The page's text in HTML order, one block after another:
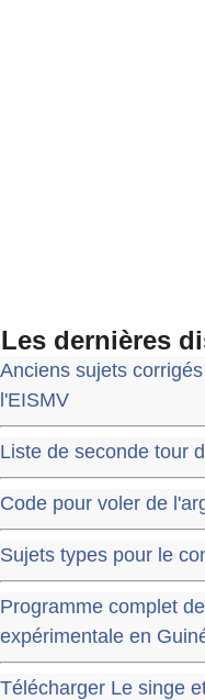
Les dernières
Anciens sujets
l'EISMV
Liste de seconde tour
Code pour voler de
Sujets types pour le
Programme complet
expérimentale en
Télécharger Le singe